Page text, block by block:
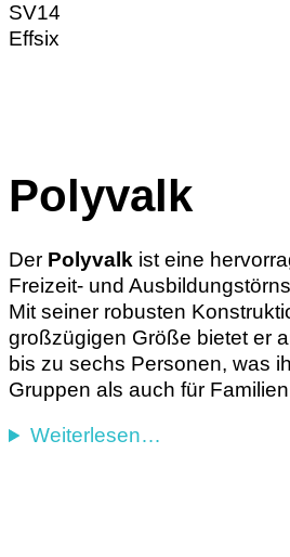
SV14
Effsix
Polyvalk
Der Polyvalk ist eine
Freizeit- und
Mit seiner robusten
großzügigen Größe bietet er
bis zu sechs Personen, was
Gruppen als auch für
Weiterlesen…